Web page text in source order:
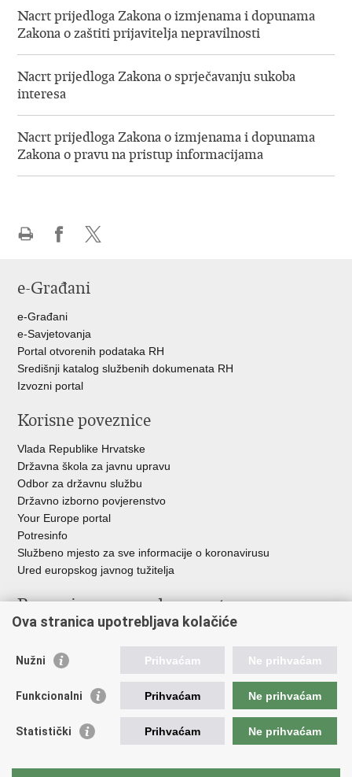
Nacrt prijedloga Zakona o izmjenama i dopunama
Zakona o zaštiti prijavitelja nepravilnosti
Nacrt prijedloga Zakona o sprječavanju sukoba
interesa
Nacrt prijedloga Zakona o izmjenama i dopunama
Zakona o pravu na pristup informacijama
FacebookuTwitteru
e-Građani
e-Građani
e-Savjetovanja
Portal otvorenih podataka RH
Središnji katalog službenih dokumenata RH
Izvozni portal
Korisne poveznice
Vlada Republike Hrvatske
Državna škola za javnu upravu
Odbor za državnu službu
Državno izborno povjerenstvo
Your Europe portal
Potresinfo
Službeno mjesto za sve informacije o koronavirusu
Ured europskog javnog tužitelja
Poveznice pravosudnog sustava
Državno odvjetništvo
Ured za suzbijanje korupcije i organiziranog kriminaliteta
Državnoodvjetničko vijeće
Hrvatska odvjetnička komora
Europski pravosudni portal
Ova stranica upotrebljava kolačiće
Nužni Prihvaćam Ne prihvaćam
Funkcionalni Prihvaćam Ne prihvaćam
Statistički Prihvaćam Ne prihvaćam